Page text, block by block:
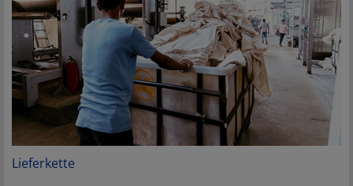
Lieferkette